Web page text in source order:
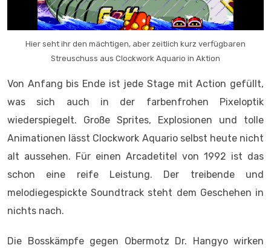
Hier seht ihr den mächtigen, aber zeitlich kurz verfügbaren
Streuschuss aus Clockwork Aquario in Aktion
Von Anfang bis Ende ist jede Stage mit Action gefüllt,
was sich auch in der farbenfrohen Pixeloptik
wiederspiegelt. Große Sprites, Explosionen und tolle
Animationen lässt Clockwork Aquario selbst heute nicht
alt aussehen. Für einen Arcadetitel von 1992 ist das
schon eine reife Leistung. Der treibende und
melodiegespickte Soundtrack steht dem Geschehen in
nichts nach.
Die Bosskämpfe gegen Obermotz Dr. Hangyo wirken